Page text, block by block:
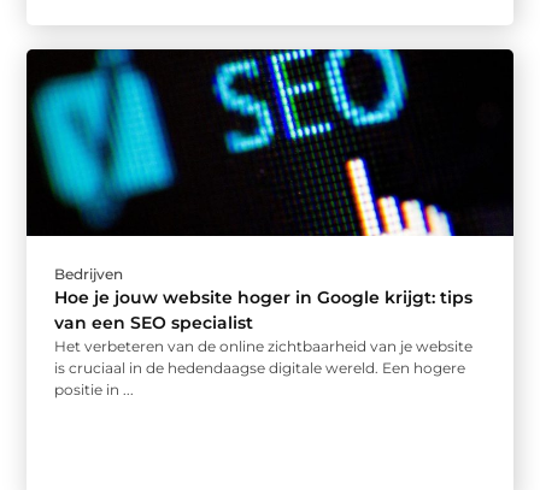
Bedrijven
Hoe je jouw website hoger in Google krijgt: tips
van een SEO specialist
Het verbeteren van de online zichtbaarheid van je website
is cruciaal in de hedendaagse digitale wereld. Een hogere
positie in ...